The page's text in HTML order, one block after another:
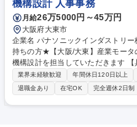
機構設計 人事事務
月給26万5000円～45万円
大阪府大東市
企業名 パナソニックインダストリー株式会社 求人名 ★障
持ちの方★【大阪/大東】産業モータの機構設計 仕事の
機構設計を担当していただきます 【具体的には】 本人の特性や状況を踏
まえて設計範囲を調整し、担当する
頂きます。 業務の習熟度や適正、希
頂く、設計範囲を広げるなど調整していきます。 募
帳をお持ちの方★【大阪/大東】産業
業界未経験歓迎 年間休日120日以上
退職金あり
在宅OK 完全週休2日制